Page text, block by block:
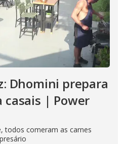
Dhomini prepara
casais | Power
todos comeram as carnes